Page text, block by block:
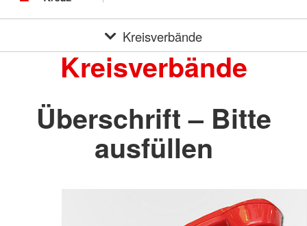
Kreisverbände
Kreisverbände
Überschrift – Bitte
ausfüllen